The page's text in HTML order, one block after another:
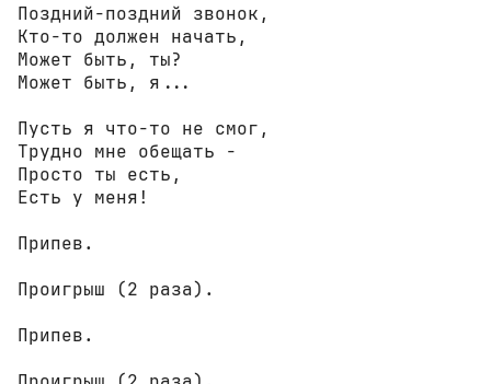
Поздний-поздний звонок,
Кто-то должен начать,
Может быть, ты?
Может быть, я...
Пусть я что-то не смог,
Трудно мне обещать -
Просто ты есть,
Есть у меня!
Припев.
Проигрыш (2 раза).
Припев.